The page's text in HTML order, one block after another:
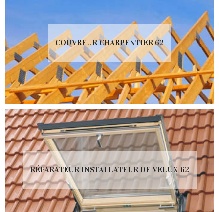
COUVREUR CHARPENTIER 62
RÉPARATEUR INSTALLATEUR DE VELUX 62